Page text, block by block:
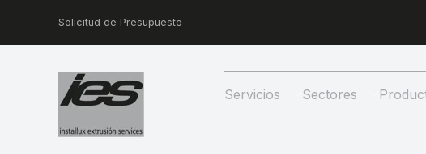
Solicitud de Presupuesto
Servicios Sectores